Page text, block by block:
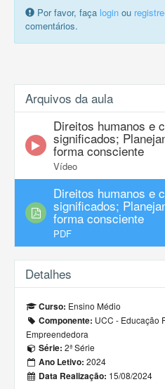
Por favor, faça login ou
comentários.
Arquivos da aula
Direitos humanos e
significados;
forma consciente
Vídeo
Direitos humanos e
significados;
forma consciente
PDF
Detalhes
Curso: Ensino Médio
Componente: UCC - Educação
Empreendedora
Série: 2ª Série
Ano Letivo: 2024
Data Realização: 15/08/2024